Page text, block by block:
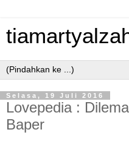
Selasa, 19 Juli 2016
Lovepedia :
Baper